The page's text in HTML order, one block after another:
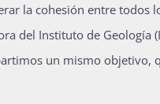
la cohesión entre todos
del Instituto de Geología
un mismo objetivo,